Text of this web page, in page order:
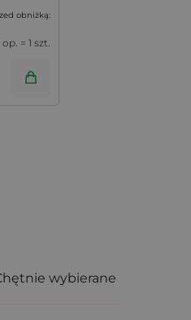
obniżką:
op. = 1 szt.
wybierane